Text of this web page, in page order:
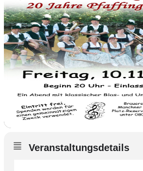
Veranstaltungsdetails